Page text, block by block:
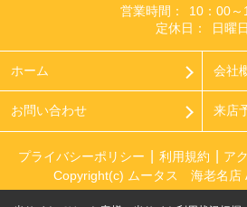
営業時間：
10：00～
定休日：
日曜日
ホーム 会社
お問い合わせ 来店
プライバシーポリシー 利用規約 ア
Copyright(c) ムータス 海老名店